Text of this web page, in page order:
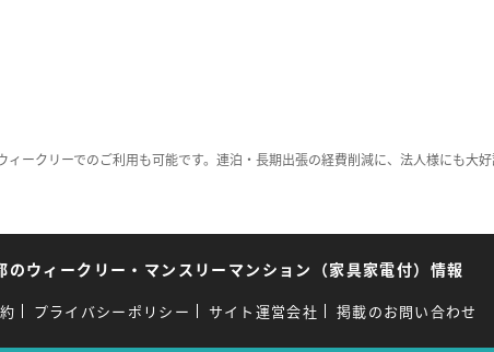
ークリーでのご利用も可能です。連泊・長期出張の経費削減に、法人様にも大
のウィークリー・マンスリーマンション（家具家電付）情報
プライバシーポリシー サイト運営会社 掲載のお問い合わせ